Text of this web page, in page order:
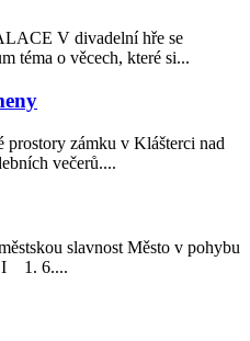
V divadelní hře se
téma o věcech, které si...
prostory zámku v Klášterci nad
večerů....
slavnost Město v pohybu
I 1. 6....